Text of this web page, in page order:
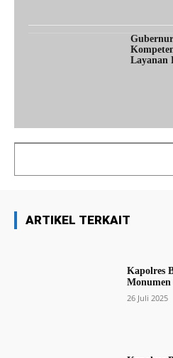
Layanan
ARTIKEL TERKAIT
Kapolres
26 Juli 2025